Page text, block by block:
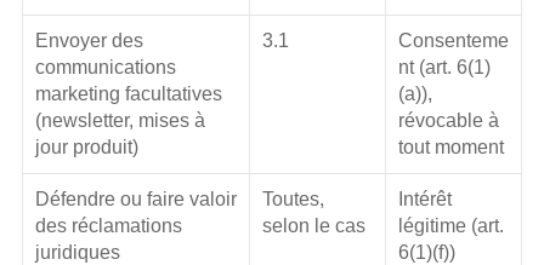
Envoyer des
communications
marketing facultatives
(newsletter, mises à
jour produit)
3.1
Consenteme
nt (art. 6(1)
(a)),
révocable à
tout moment
Défendre ou faire valoir
des réclamations
juridiques
Toutes,
selon le cas
Intérêt
légitime (art.
6(1)(f))